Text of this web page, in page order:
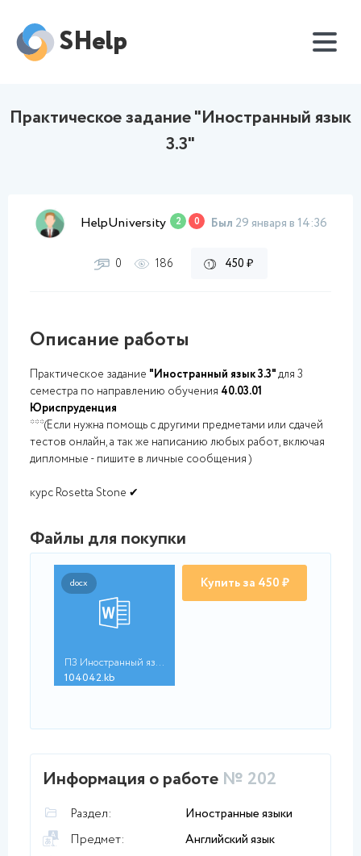
SHelp
Практическое задание "Иностранный язык
3.3"
HelpUniversity 2 0 Был 29 января в 14:36
0 186 450 ₽
Описание работы
Практическое задание "Иностранный язык 3.3"для 3
семестра по направлению обучения 40.03.01
Юриспруденция
***(Если нужна помощь с другими предметами или сдачей
тестов онлайн, а так же написанию любых работ, включая
дипломные - пишите в личные сообщения )
курс Rosetta Stone ✔
Файлы для покупки
docx
ПЗ Иностранный язык ...
104042.kb
Купить за 450 ₽
Информация о работе № 202
Раздел:
Иностранные языки
Предмет:
Английский язык